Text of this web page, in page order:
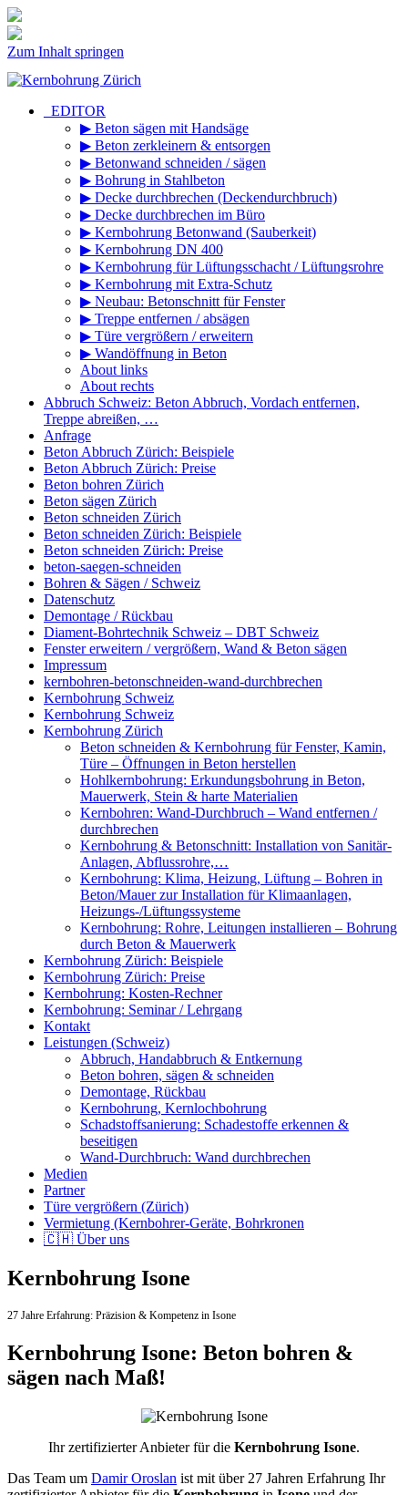
Zum Inhalt springen
_EDITOR
▶ Beton sägen mit Handsäge
▶ Beton zerkleinern & entsorgen
▶ Betonwand schneiden / sägen
▶ Bohrung in Stahlbeton
▶ Decke durchbrechen (Deckendurchbruch)
▶ Decke durchbrechen im Büro
▶ Kernbohrung Betonwand (Sauberkeit)
▶ Kernbohrung DN 400
▶ Kernbohrung für Lüftungsschacht / Lüftungsrohre
▶ Kernbohrung mit Extra-Schutz
▶ Neubau: Betonschnitt für Fenster
▶ Treppe entfernen / absägen
▶ Türe vergrößern / erweitern
▶ Wandöffnung in Beton
About links
About rechts
Abbruch Schweiz: Beton Abbruch, Vordach entfernen,
Treppe abreißen, …
Anfrage
Beton Abbruch Zürich: Beispiele
Beton Abbruch Zürich: Preise
Beton bohren Zürich
Beton sägen Zürich
Beton schneiden Zürich
Beton schneiden Zürich: Beispiele
Beton schneiden Zürich: Preise
beton-saegen-schneiden
Bohren & Sägen / Schweiz
Datenschutz
Demontage / Rückbau
Diament-Bohrtechnik Schweiz – DBT Schweiz
Fenster erweitern / vergrößern, Wand & Beton sägen
Impressum
kernbohren-betonschneiden-wand-durchbrechen
Kernbohrung Schweiz
Kernbohrung Schweiz
Kernbohrung Zürich
Beton schneiden & Kernbohrung für Fenster, Kamin,
Türe – Öffnungen in Beton herstellen
Hohlkernbohrung: Erkundungsbohrung in Beton,
Mauerwerk, Stein & harte Materialien
Kernbohren: Wand-Durchbruch – Wand entfernen /
durchbrechen
Kernbohrung & Betonschnitt: Installation von Sanitär-
Anlagen, Abflussrohre,…
Kernbohrung: Klima, Heizung, Lüftung – Bohren in
Beton/Mauer zur Installation für Klimaanlagen,
Heizungs-/Lüftungssysteme
Kernbohrung: Rohre, Leitungen installieren – Bohrung
durch Beton & Mauerwerk
Kernbohrung Zürich: Beispiele
Kernbohrung Zürich: Preise
Kernbohrung: Kosten-Rechner
Kernbohrung: Seminar / Lehrgang
Kontakt
Leistungen (Schweiz)
Abbruch, Handabbruch & Entkernung
Beton bohren, sägen & schneiden
Demontage, Rückbau
Kernbohrung, Kernlochbohrung
Schadstoffsanierung: Schadestoffe erkennen &
beseitigen
Wand-Durchbruch: Wand durchbrechen
Medien
Partner
Türe vergrößern (Zürich)
Vermietung (Kernbohrer-Geräte, Bohrkronen
🇨🇭 Über uns
Kernbohrung Isone
27 Jahre Erfahrung: Präzision & Kompetenz in Isone
Kernbohrung Isone: Beton bohren &
sägen nach Maß!
Ihr zertifizierter Anbieter für die Kernbohrung Isone.
Das Team um Damir Oroslan ist mit über 27 Jahren Erfahrung Ihr